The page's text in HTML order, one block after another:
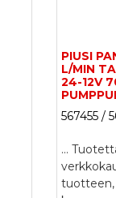
PIUSI
L/MIN
24-12V
567455 /
...